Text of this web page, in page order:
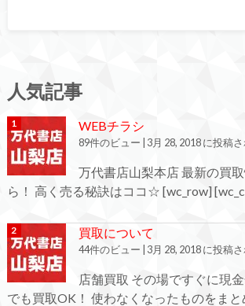
人気記事
WEBチラシ
89件のビュー 3月 28, 2018 に投稿
万代書店山梨本店 最新の買
ら！ 高く売る秘訣はココ☆ [wc_row]
買取について
44件のビュー 3月 28, 2018 に投稿
店舗買取 その場ですぐに現
でも買取OK！ 使わなくなったものをま